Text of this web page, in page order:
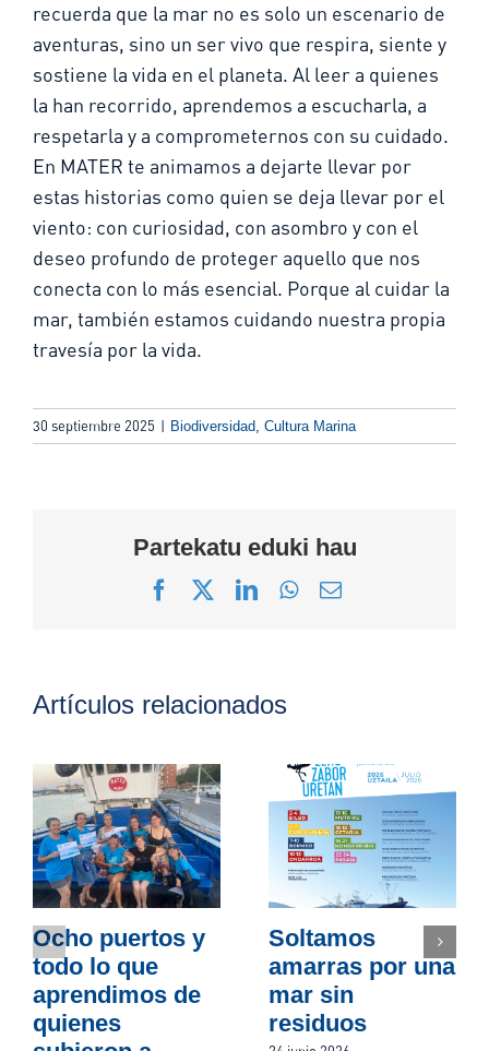
recuerda que la mar no es solo un escenario de
aventuras, sino un ser vivo que respira, siente y
sostiene la vida en el planeta. Al leer a quienes
la han recorrido, aprendemos a escucharla, a
respetarla y a comprometernos con su cuidado.
En MATER te animamos a dejarte llevar por
estas historias como quien se deja llevar por el
viento: con curiosidad, con asombro y con el
deseo profundo de proteger aquello que nos
conecta con lo más esencial. Porque al cuidar la
mar, también estamos cuidando nuestra propia
travesía por la vida.
30 septiembre 2025 | Biodiversidad, Cultura Marina
Partekatu eduki hau
Facebook
X LinkedInWhatsApp
Correo
Artículos relacionados
Ocho puertos y
todo lo que
aprendimos de
quienes
Soltamos
amarras por una
mar sin
residuos